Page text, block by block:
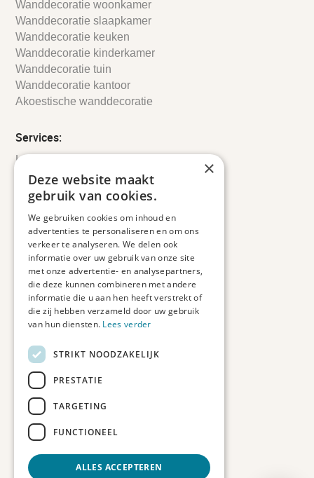
Wanddecoratie woonkamer
Wanddecoratie slaapkamer
Wanddecoratie keuken
Wanddecoratie kinderkamer
Wanddecoratie tuin
Wanddecoratie kantoor
Akoestische wanddecoratie
Services:
Leveringsinformatie
Retourbeleid
Informatie
Veelgestelde vragen
Duurzaam ondernemen
Contact informatie
Etienne de Pinedaweg 34
3711 CH, Austerlitz
Nederland
info@fotoprintxl.nl
0343 78 58 00
KVK: 81960263
BTW: NL002708709B23
×
Deze website maakt
gebruik van cookies.
We gebruiken cookies om inhoud en
advertenties te personaliseren en om ons
verkeer te analyseren. We delen ook
informatie over uw gebruik van onze site
met onze advertentie- en analysepartners,
die deze kunnen combineren met andere
informatie die u aan hen heeft verstrekt of
die zij hebben verzameld door uw gebruik
van hun diensten. Lees verder
STRIKT NOODZAKELIJK
PRESTATIE
TARGETING
FUNCTIONEEL
ALLES ACCEPTEREN